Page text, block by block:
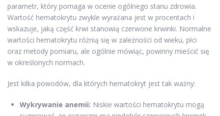
parametr, który pomaga w ocenie ogólnego stanu zdrowia.
Wartość hematokrytu zwykle wyrażana jest w procentach i
wskazuje, jaką część krwi stanowią czerwone krwinki. Normalne
wartości hematokrytu różnią się w zależności od wieku, płci
oraz metody pomiaru, ale ogólnie mówiąc, powinny mieścić się
w określonych normach.
Jest kilka powodów, dla których hematokryt jest tak ważny:
Wykrywanie anemii: Niskie wartości hematokrytu mogą